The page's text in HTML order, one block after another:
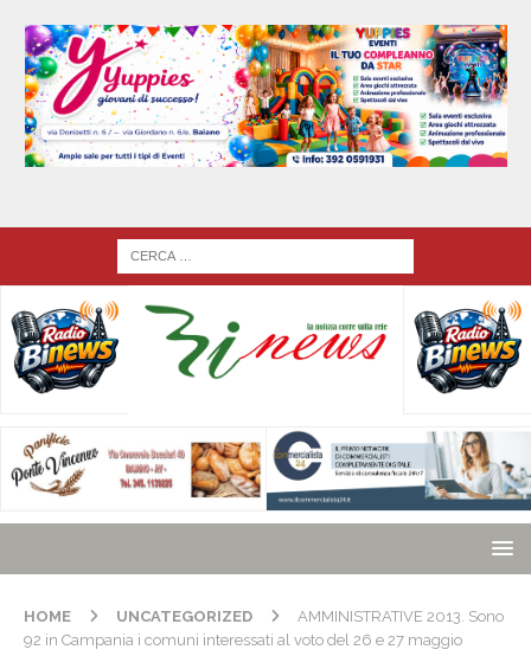
HOME UNCATEGORIZED
AMMINISTRATIVE 2013. Sono
92 in Campania i comuni interessati al voto del 26 e 27 maggio